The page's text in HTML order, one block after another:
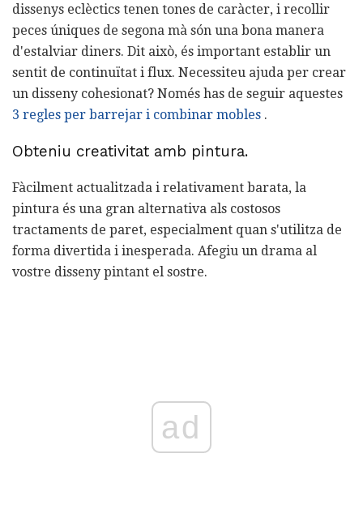
dissenys eclèctics tenen tones de caràcter, i recollir
peces úniques de segona mà són una bona manera
d'estalviar diners. Dit això, és important establir un
sentit de continuïtat i flux. Necessiteu ajuda per crear
un disseny cohesionat? Només has de seguir aquestes
3 regles per barrejar i combinar mobles .
Obteniu creativitat amb pintura.
Fàcilment actualitzada i relativament barata, la
pintura és una gran alternativa als costosos
tractaments de paret, especialment quan s'utilitza de
forma divertida i inesperada. Afegiu un drama al
vostre disseny pintant el sostre.
ad